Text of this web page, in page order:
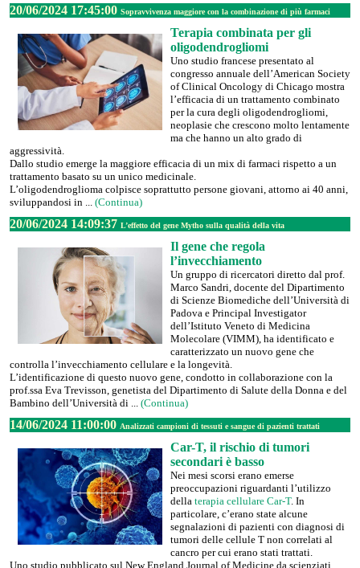
20/06/2024 17:45:00 Sopravvivenza maggiore con la combinazione di più farmaci
Terapia combinata per gli
oligodendrogliomi
Uno studio francese presentato al
congresso annuale dell’American Society
of Clinical Oncology di Chicago mostra
l’efficacia di un trattamento combinato
per la cura degli oligodendrogliomi,
neoplasie che crescono molto lentamente
ma che hanno un alto grado di
aggressività.
Dallo studio emerge la maggiore efficacia di un mix di farmaci rispetto a un
trattamento basato su un unico medicinale.
L’oligodendroglioma colpisce soprattutto persone giovani, attorno ai 40 anni,
sviluppandosi in ... (Continua)
20/06/2024 14:09:37 L’effetto del gene Mytho sulla qualità della vita
Il gene che regola
l’invecchiamento
Un gruppo di ricercatori diretto dal prof.
Marco Sandri, docente del Dipartimento
di Scienze Biomediche dell’Università di
Padova e Principal Investigator
dell’Istituto Veneto di Medicina
Molecolare (VIMM), ha identificato e
caratterizzato un nuovo gene che
controlla l’invecchiamento cellulare e la longevità.
L’identificazione di questo nuovo gene, condotto in collaborazione con la
prof.ssa Eva Trevisson, genetista del Dipartimento di Salute della Donna e del
Bambino dell’Università di ... (Continua)
14/06/2024 11:00:00 Analizzati campioni di tessuti e sangue di pazienti trattati
Car-T, il rischio di tumori
secondari è basso
Nei mesi scorsi erano emerse
preoccupazioni riguardanti l’utilizzo
della terapia cellulare Car-T. In
particolare, c’erano state alcune
segnalazioni di pazienti con diagnosi di
tumori delle cellule T non correlati al
cancro per cui erano stati trattati.
Uno studio pubblicato sul New England Journal of Medicine da scienziati